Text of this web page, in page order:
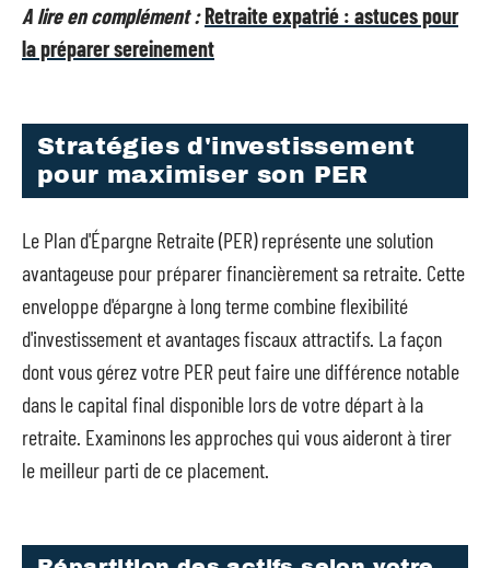
A lire en complément :Retraite expatrié : astuces pour
la préparer sereinement
Stratégies d'investissement
pour maximiser son PER
Le Plan d'Épargne Retraite (PER) représente une solution
avantageuse pour préparer financièrement sa retraite. Cette
enveloppe d'épargne à long terme combine flexibilité
d'investissement et avantages fiscaux attractifs. La façon
dont vous gérez votre PER peut faire une différence notable
dans le capital final disponible lors de votre départ à la
retraite. Examinons les approches qui vous aideront à tirer
le meilleur parti de ce placement.